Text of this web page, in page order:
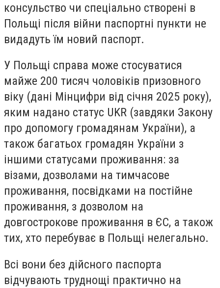
консульство чи спеціально створені в
Польщі після війни паспортні пункти не
видадуть їм новий паспорт.
У Польщі справа може стосуватися
майже 200 тисяч чоловіків призовного
віку (дані Мінцифри від січня 2025 року),
яким надано статус UKR (завдяки Закону
про допомогу громадянам України), а
також багатьох громадян України з
іншими статусами проживання: за
візами, дозволами на тимчасове
проживання, посвідками на постійне
проживання, з дозволом на
довгострокове проживання в ЄС, а також
тих, хто перебуває в Польщі нелегально.
Всі вони без дійсного паспорта
відчувають труднощі практично на